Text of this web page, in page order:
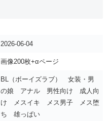
2026-06-04
画像200枚+αページ
BL（ボーイズラブ） 女装・男
の娘 アナル 男性向け 成人向
け メスイキ メス男子 メス堕
ち 雄っぱい